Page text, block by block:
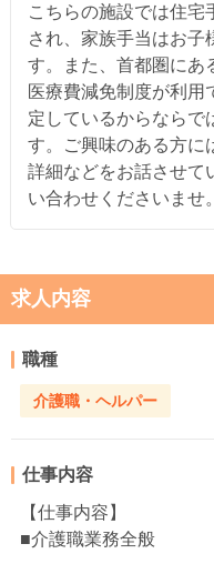
こちらの施設では住宅
され、家族手当はお子
す。また、首都圏にあ
医療費減免制度が利
定しているからならで
す。ご興味のある方に
詳細などをお話させて
い合わせくださいませ。
求人内容
職種
介護職・ヘルパー
仕事内容
【仕事内容】
■介護職業務全般